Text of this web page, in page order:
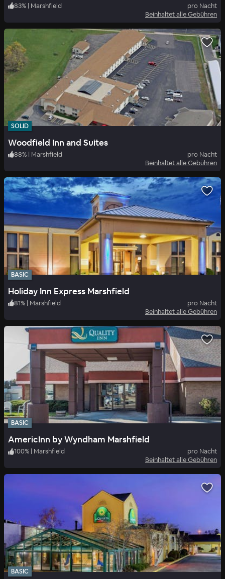
83% | Marshfield
pro Nacht
Beinhaltet alle Gebühren
SOLID
Woodfield Inn and Suites
88% | Marshfield
pro Nacht
Beinhaltet alle Gebühren
BASIC
Holiday Inn Express Marshfield
81% | Marshfield
pro Nacht
Beinhaltet alle Gebühren
BASIC
AmericInn by Wyndham Marshfield
100% Marshfield
pro Nacht
Beinhaltet alle Gebühren
BASIC